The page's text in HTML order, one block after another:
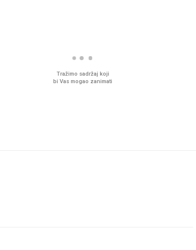
Tražimo sadržaj koji
bi Vas mogao zanimati